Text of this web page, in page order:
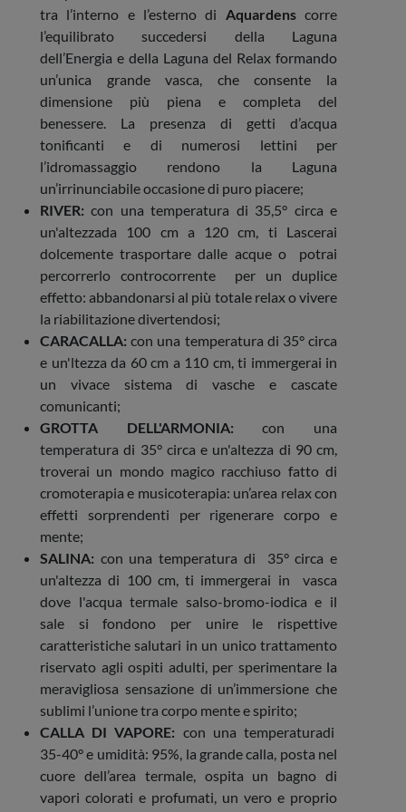
tra l’interno e l’esterno di Aquardenscorre
l’equilibrato succedersi della Laguna
dell’Energia e della Laguna del Relax formando
un’unica grande vasca, che consente la
dimensione più piena e completa del
benessere. La presenza di getti d’acqua
tonificanti e di numerosi lettini per
l’idromassaggio rendono la Laguna
un’irrinunciabile occasione di puro piacere;
RIVER: con una temperatura di 35,5° circa e
un'altezzada 100 cm a 120 cm, ti Lascerai
dolcemente trasportare dalle acque o potrai
percorrerlo controcorrente per un duplice
effetto: abbandonarsi al più totale relax o vivere
la riabilitazione divertendosi;
CARACALLA: con una temperatura di 35° circa
e un'ltezza da 60 cm a 110 cm, ti immergerai in
un vivace sistema di vasche e cascate
comunicanti;
GROTTA DELL'ARMONIA: con una
temperatura di 35° circa e un'altezza di 90 cm,
troverai un mondo magico racchiuso fatto di
cromoterapia e musicoterapia: un’area relax con
effetti sorprendenti per rigenerare corpo e
mente;
SALINA: con una temperatura di 35° circa e
un'altezza di 100 cm, ti immergerai in vasca
dove l'acqua termale salso-bromo-iodica e il
sale si fondono per unire le rispettive
caratteristiche salutari in un unico trattamento
riservato agli ospiti adulti, per sperimentare la
meravigliosa sensazione di un’immersione che
sublimi l’unione tra corpo mente e spirito;
CALLA DI VAPORE: con una temperaturadi
35-40° e umidità: 95%, la grande calla, posta nel
cuore dell’area termale, ospita un bagno di
vapori colorati e profumati, un vero e proprio